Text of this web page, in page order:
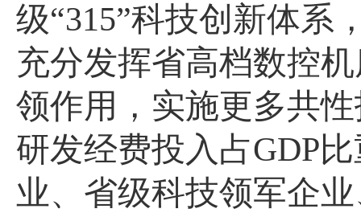
级“315”科技创新体系
充分发挥省高档数控
领作用，实施更多共
研发经费投入占GDP
业、省级科技领军企